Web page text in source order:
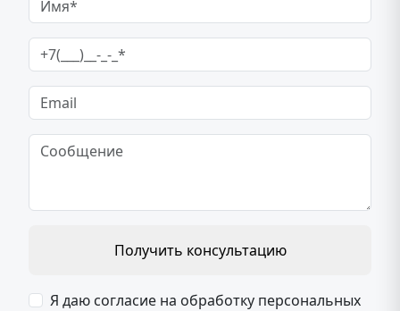
Получить консультацию
Я даю согласие на обработку персональных